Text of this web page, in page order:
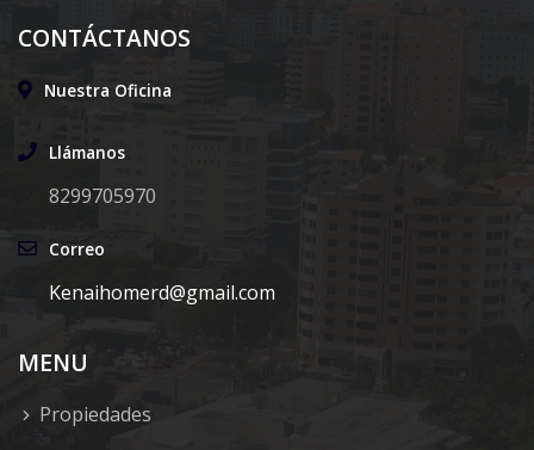
CONTÁCTANOS
Nuestra Oficina
Llámanos
8299705970
Correo
Kenaihomerd@gmail.com
MENU
Propiedades